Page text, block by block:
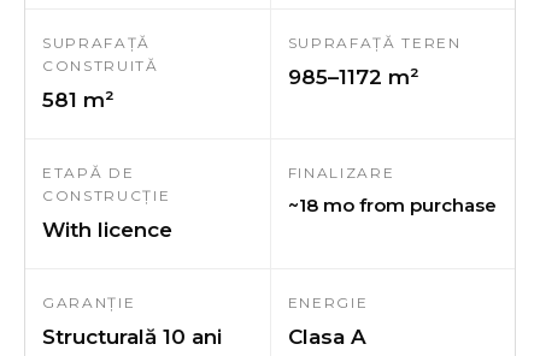
SUPRAFAȚĂ
CONSTRUITĂ
581 m²
SUPRAFAȚĂ TEREN
985–1172 m²
ETAPĂ DE
CONSTRUCȚIE
With licence
FINALIZARE
~18 mo from purchase
GARANȚIE
Structurală 10 ani
ENERGIE
Clasa A